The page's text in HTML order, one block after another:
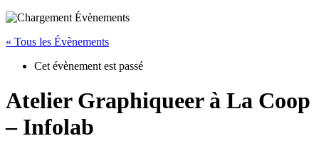
« Tous les Évènements
Cet évènement est passé
Atelier Graphiqueer à La Coop
– Infolab